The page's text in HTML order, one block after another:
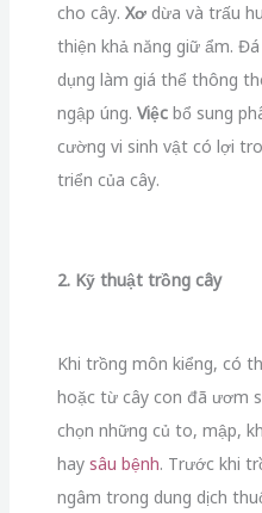
cho cây. Xơdừa và trấu
thiện khả năng giữ ẩm.
dụng làm giá thể thông
ngập úng. Việcbổ sung
cường vi sinh vật có lợi
triển của cây.
2. Kỹ thuật trồng cây
Khi trồng môn kiểng, có
hoặc từ cây con đã ươm
chọn những củ to, mập,
hay sâu bệnh. Trước khi
ngâm trong dung dịch